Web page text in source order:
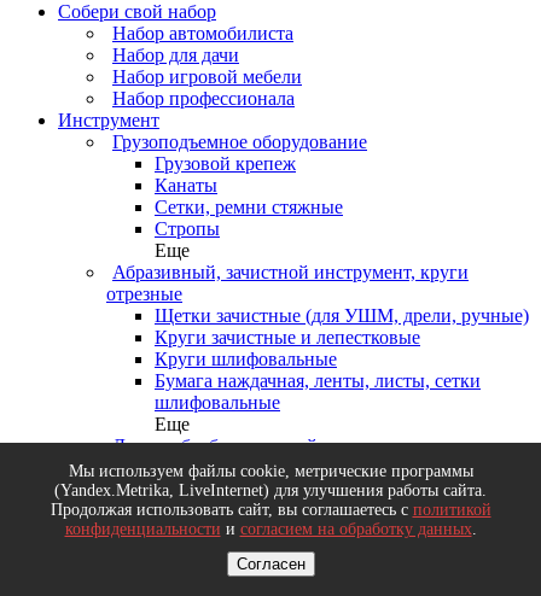
Собери свой набор
Набор автомобилиста
Набор для дачи
Набор игровой мебели
Набор профессионала
Инструмент
Грузоподъемное оборудование
Грузовой крепеж
Канаты
Сетки, ремни стяжные
Стропы
Еще
Абразивный, зачистной инструмент, круги
отрезные
Щетки зачистные (для УШМ, дрели, ручные)
Круги зачистные и лепестковые
Круги шлифовальные
Бумага наждачная, ленты, листы, сетки
шлифовальные
Еще
Деревообрабатывающий инструмент, диски
пильные
Диски пильные
Долота, стамески, рубанки
Ножовки и пилы по дереву
Мы используем файлы cookie, метрические программы
(Yandex.Metrika, LiveInternet) для улучшения работы сайта.
Продолжая использовать сайт, вы соглашаетесь с политикой
конфиденциальности и согласием на обработку данных.
Согласен